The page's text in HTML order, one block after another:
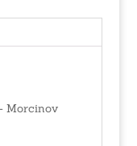
Morcinov